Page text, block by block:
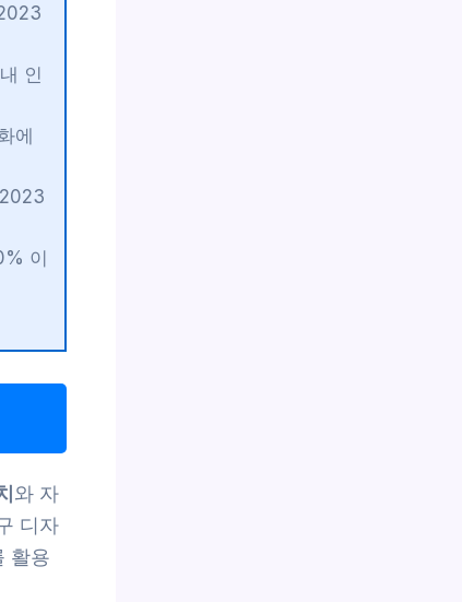
인
에
이
와 자
디자
활용